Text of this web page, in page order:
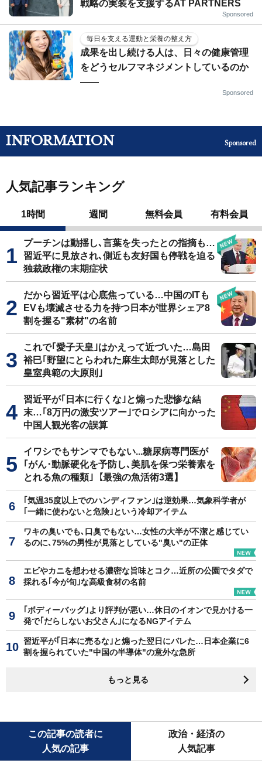
戦略の実装を支援するAT PARTNERS
Sponsored
毎日を支える運動と栄養の整え方
成果を出し続ける人は、日々の健康管理
をどうセルフマネジメントしているのか
——
Sponsored
INFORMATION Sponsored
人気記事ランキング
1時間 週間 無料会員 有料会員
プーチンは動揺し､言葉を失ったとの指摘も…
習近平に見放され､側近も友好国も停戦を迫る
独裁政権の末期症状
だから習近平は心底焦っている…中国のITも
EVも壊滅させる力を持つ日本が世界シェア8
割を握る"素材"の名前
これで｢愛子天皇｣はかえって近づいた…島田
裕巳｢野望にとらわれた麻生太郎が見落とした
皇室典範の大原則｣
習近平が｢日本に行くな｣と煽った悲惨な結
末…｢8万円の激安ツアー｣でロシアに向かった
中国人観光客の誤算
イワシでもサンマでもない...糖尿病専門医が
｢がん･動脈硬化を予防し､美肌を保つ栄養素を
とれる魚の種類｣【最強の魚活術3選】
｢気温35度以上でのハンディファン｣は逆効果…気象科学者が
｢一緒に使わないと危険｣という冷却アイテム
ワキの臭いでも､口臭でもない…女性の大半が不潔と感じてい
るのに､75%の男性が見落としている"臭い"の正体
エビやカニを想わせる濃密な旨味とコク…近所の公園でタダで
採れる｢今が旬｣な高級食材の名前
｢ボディーバッグ｣より評判が悪い…休日のイオンで見かける一
発で｢だらしないお父さん｣になるNGアイテム
習近平が｢日本に売るな｣と煽った翌日にバレた…日本企業に6
割を握られていた"中国の半導体"の意外な急所
もっと見る
この記事の読者に
人気の記事
政治・経済の
人気記事